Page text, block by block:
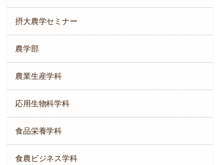
摂大農学セミナー
農学部
農業生産学科
応用生物科学科
食品栄養学科
食農ビジネス学科